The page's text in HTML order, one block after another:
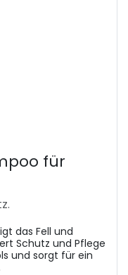
für
das Fell und
Schutz und Pflege
und sorgt für ein